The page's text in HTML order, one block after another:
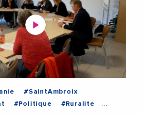
#SaintAmbroix
#Politique
#Ruralite